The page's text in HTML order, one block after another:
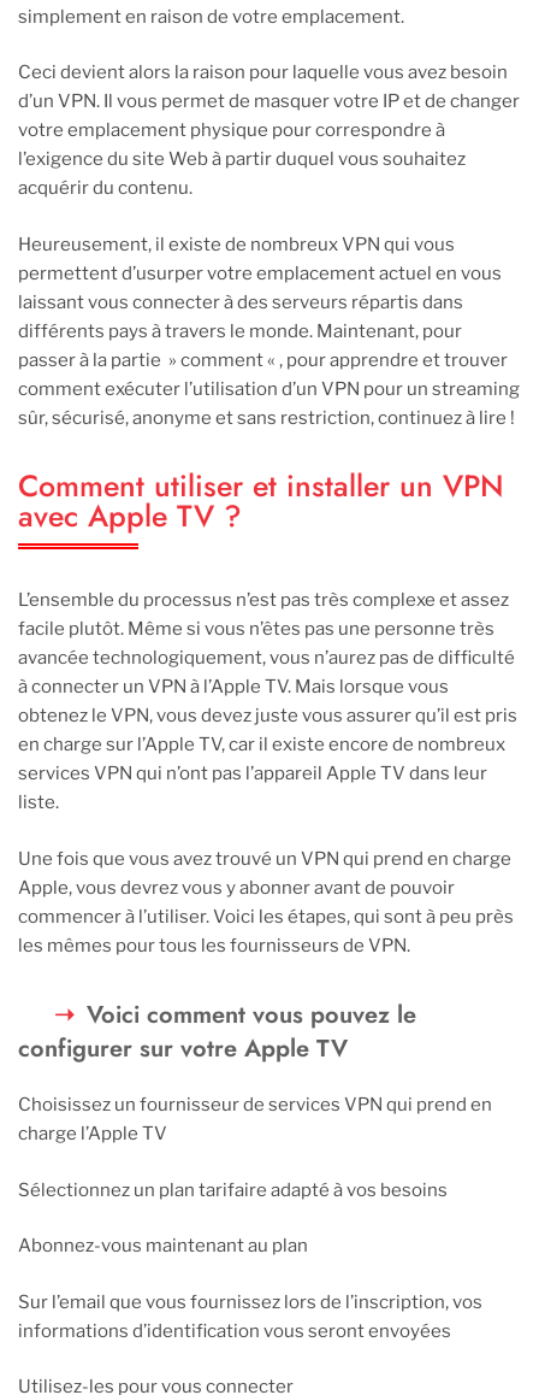
simplement en raison de votre emplacement.
Ceci devient alors la raison pour laquelle vous avez besoin
d’un VPN. Il vous permet de masquer votre IP et de changer
votre emplacement physique pour correspondre à
l’exigence du site Web à partir duquel vous souhaitez
acquérir du contenu.
Heureusement, il existe de nombreux VPN qui vous
permettent d’usurper votre emplacement actuel en vous
laissant vous connecter à des serveurs répartis dans
différents pays à travers le monde. Maintenant, pour
passer à la partie » comment « , pour apprendre et trouver
comment exécuter l’utilisation d’un VPN pour un streaming
sûr, sécurisé, anonyme et sans restriction, continuez à lire !
Comment utiliser et installer un VPN
avec Apple TV ?
L’ensemble du processus n’est pas très complexe et assez
facile plutôt. Même si vous n’êtes pas une personne très
avancée technologiquement, vous n’aurez pas de difficulté
à connecter un VPN à l’Apple TV. Mais lorsque vous
obtenez le VPN, vous devez juste vous assurer qu’il est pris
en charge sur l’Apple TV, car il existe encore de nombreux
services VPN qui n’ont pas l’appareil Apple TV dans leur
liste.
Une fois que vous avez trouvé un VPN qui prend en charge
Apple, vous devrez vous y abonner avant de pouvoir
commencer à l’utiliser. Voici les étapes, qui sont à peu près
les mêmes pour tous les fournisseurs de VPN.
Voici comment vous pouvez le
configurer sur votre Apple TV
Choisissez un fournisseur de services VPN qui prend en
charge l’Apple TV
Sélectionnez un plan tarifaire adapté à vos besoins
Abonnez-vous maintenant au plan
Sur l’email que vous fournissez lors de l’inscription, vos
informations d’identification vous seront envoyées
Utilisez-les pour vous connecter